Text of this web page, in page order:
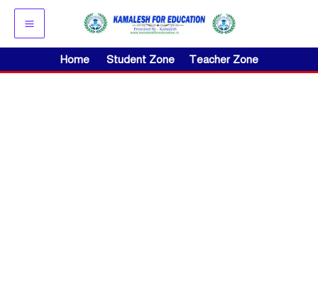
Skip
content
Home Student Zone Teacher Zone